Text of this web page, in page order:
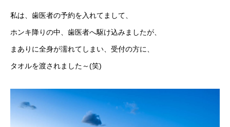
私は、歯医者の予約を入れてまして、
ホンキ降りの中、歯医者へ駆け込みましたが、
まありに全身が濡れてしまい、受付の方に、
タオルを渡されました～(笑)